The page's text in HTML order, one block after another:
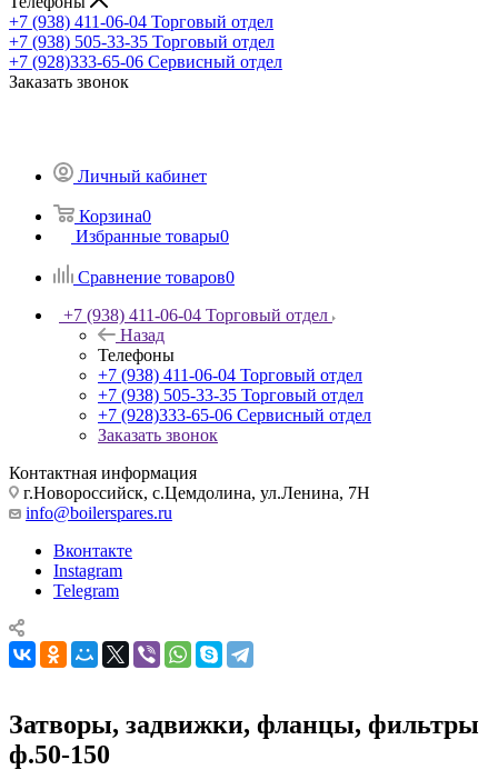
+7 (938) 411-06-04 Торговый отдел
+7 (938) 505-33-35 Торговый отдел
+7 (928)333-65-06 Сервисный отдел
Заказать звонок
Личный кабинет
Корзина0
Избранные товары0
Сравнение товаров0
+7 (938) 411-06-04 Торговый отдел
Назад
Телефоны
+7 (938) 411-06-04 Торговый отдел
+7 (938) 505-33-35 Торговый отдел
+7 (928)333-65-06 Сервисный отдел
Заказать звонок
Контактная информация
г.Новороссийск, с.Цемдолина, ул.Ленина, 7Н
info@boilerspares.ru
Вконтакте
Instagram
Telegram
Затворы, задвижки, фланцы, фильтры
ф.50-150